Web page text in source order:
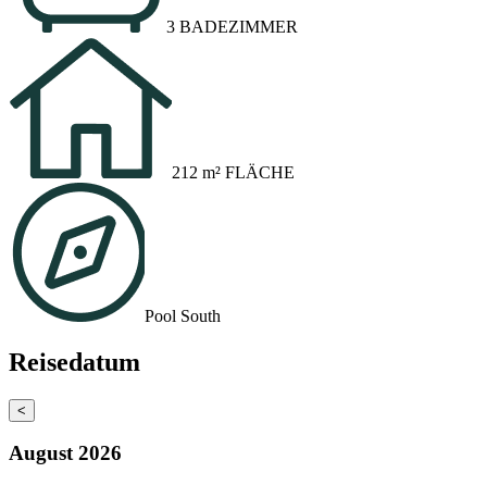
3 BADEZIMMER
212 m² FLÄCHE
Pool South
Reisedatum
<
August 2026